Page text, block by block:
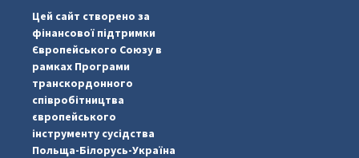
Цей сайт створено за
фінансової підтримки
Європейського Союзу в
рамках Програми
транскордонного
співробітництва
європейського
інструменту сусідства
Польща-Білорусь-Україна